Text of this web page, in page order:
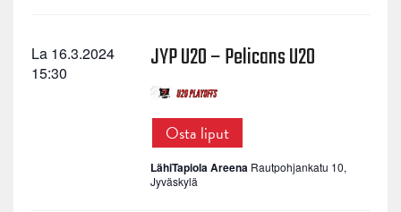
La 16.3.2024
15:30
JYP U20 – Pelicans U20
Osta liput
LähiTapiola Areena Rautpohjankatu 10,
Jyväskylä